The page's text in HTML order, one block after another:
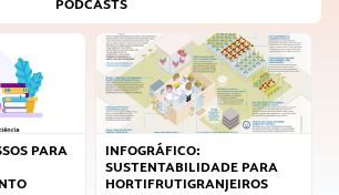
PODCASTS
PARA
INFOGRÁFICO:
SUSTENTABILIDADE PARA
HORTIFRUTIGRANJEIROS